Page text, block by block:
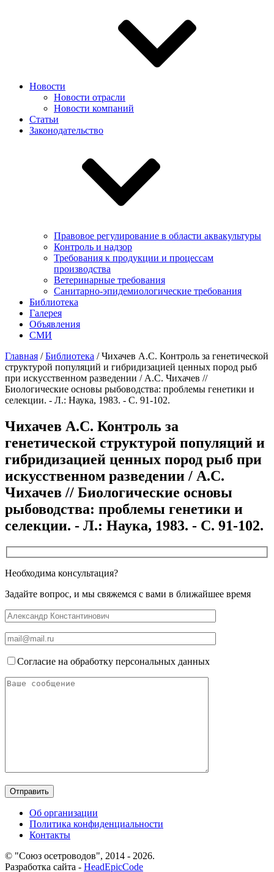
Новости
Новости отрасли
Новости компаний
Статьи
Законодательство
Правовое регулирование в области аквакультуры
Контроль и надзор
Требования к продукции и процессам
производства
Ветеринарные требования
Санитарно-эпидемиологические требования
Библиотека
Галерея
Объявления
СМИ
Главная /Библиотека /Чихачев А.С. Контроль за генетической
структурой популяций и гибридизацией ценных пород рыб
при искусственном разведении / А.С. Чихачев //
Биологические основы рыбоводства: проблемы генетики и
селекции. - Л.: Наука, 1983. - С. 91-102.
Чихачев А.С. Контроль за
генетической структурой популяций и
гибридизацией ценных пород рыб при
искусственном разведении / А.С.
Чихачев // Биологические основы
рыбоводства: проблемы генетики и
селекции. - Л.: Наука, 1983. - С. 91-102.
Необходима консультация?
Задайте вопрос, и мы свяжемся с вами в ближайшее время
Согласие на обработку персональных данных
Об организации
Политика конфиденциальности
Контакты
© "Союз осетроводов", 2014 - 2026.
Разработка сайта - HeadEpicCode